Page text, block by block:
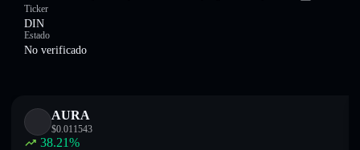
Ticker
DIN
Estado
No verificado
AURA
$0.011543
38.21%